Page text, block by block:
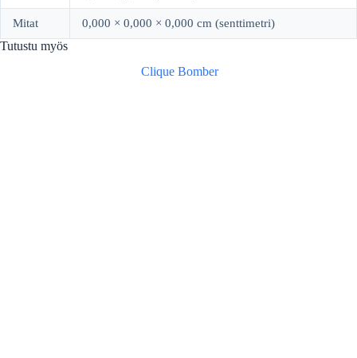
Mitat 0,000 × 0,000 × 0,000 cm (senttimetri)
Tutustu myös